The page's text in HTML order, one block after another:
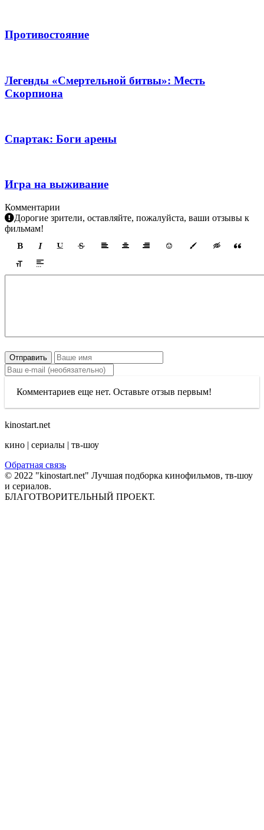
Противостояние
Легенды «Смертельной битвы»: Месть
Скорпиона
Спартак: Боги арены
Игра на выживание
Комментарии
Дорогие зрители, оставляйте, пожалуйста, ваши отзывы к
фильмам!
Отправить
Комментариев еще нет. Оставьте отзыв первым!
kinostart.net
кино | сериалы | тв-шоу
Обратная связь
© 2022 "kinostart.net" Лучшая подборка кинофильмов, тв-шоу
и сериалов.
БЛАГОТВОРИТЕЛЬНЫЙ ПРОЕКТ.